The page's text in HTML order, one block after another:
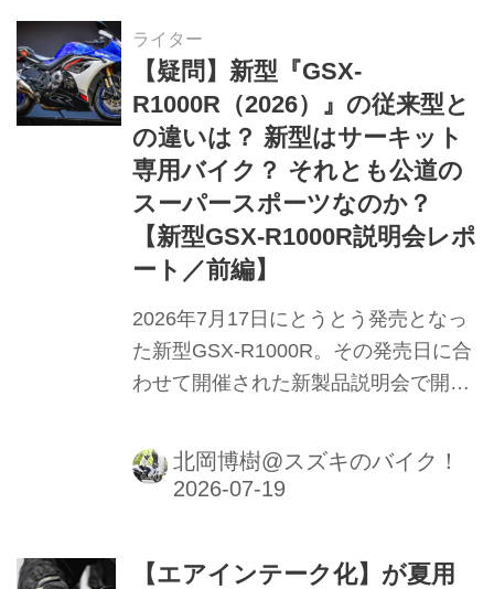
ライター
【疑問】新型『GSX-
R1000R（2026）』の従来型と
の違いは？ 新型はサーキット
専用バイク？ それとも公道の
スーパースポーツなのか？
【新型GSX-R1000R説明会レポ
ート／前編】
2026年7月17日にとうとう発売となっ
た新型GSX-R1000R。その発売日に合
わせて開催された新製品説明会で開発
た。
北岡博樹@スズキのバイク！
【エアインテーク化】が夏用